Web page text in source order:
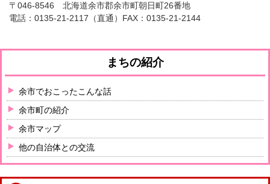
〒046-8546 北海道余市郡余市町朝日町26番地
電話： 0135-21-2117 （直通）FAX：0135-21-2144
まちの紹介
余市でおこったこんな話
余市町の紹介
余市マップ
他の自治体との交流